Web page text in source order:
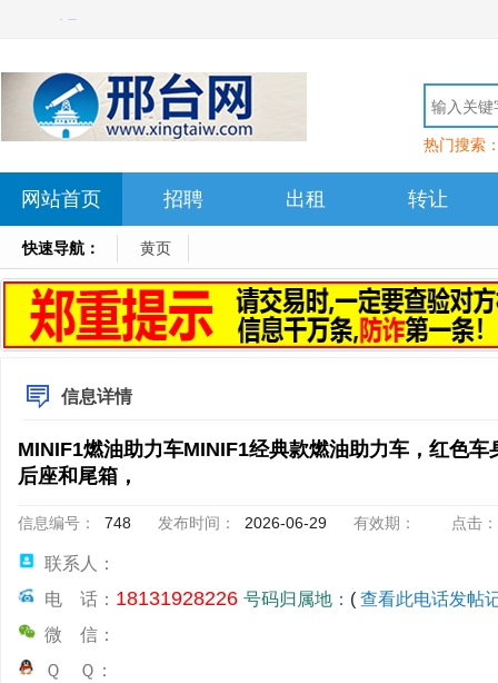
热门搜索
网站首页 招聘 出租 转让
快速导航： 黄页
信息详情
MINIF1燃油助力车MINIF1经典款燃油助力车，红色车
后座和尾箱，
信息编号： 748 发布时间： 2026-06-29 有效期： 点击：
联系人：
电 话： 18131928226 号码归属地： ( 查看此电话发帖
微 信：
Ｑ Ｑ：